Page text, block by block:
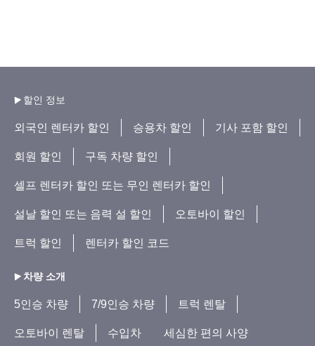
할인 정보
외국인 렌터카 할인 승용차 할인 기사 포함 할인
회원 할인 구독 차량 할인
셀프 렌터카 할인 또는 무인 렌터카 할인
설날 할인 또는 음력 설 할인 오토바이 할인
트럭 할인 렌터카 할인 코드
차량 소개
5인승 차량 7/9인승 차량 트럭 렌탈
오토바이 렌탈 수입차 세심한 편의 사양